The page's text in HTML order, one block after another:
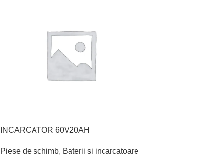
INCARCATOR 60V20AH
Piese de schimb, Baterii si incarcatoare